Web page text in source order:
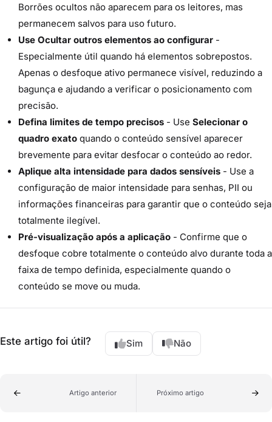
Borrões ocultos não aparecem para os leitores, mas
permanecem salvos para uso futuro.
Use Ocultar outros elementos ao configurar -
Especialmente útil quando há elementos sobrepostos.
Apenas o desfoque ativo permanece visível, reduzindo a
bagunça e ajudando a verificar o posicionamento com
precisão.
Defina limites de tempo precisos - Use Selecionar o
quadro exato quando o conteúdo sensível aparecer
brevemente para evitar desfocar o conteúdo ao redor.
Aplique alta intensidade para dados sensíveis - Use a
configuração de maior intensidade para senhas, PII ou
informações financeiras para garantir que o conteúdo seja
totalmente ilegível.
Pré-visualização após a aplicação - Confirme que o
desfoque cobre totalmente o conteúdo alvo durante toda a
faixa de tempo definida, especialmente quando o
conteúdo se move ou muda.
Este artigo foi útil? Sim Não
Artigo anterior Próximo artigo